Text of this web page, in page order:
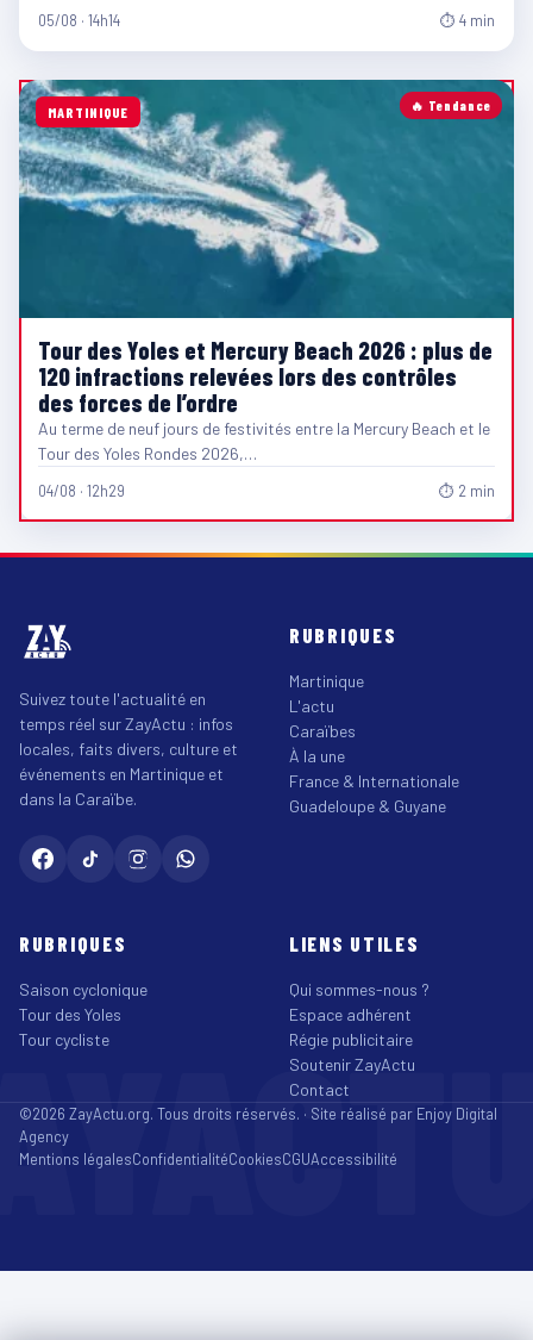
05/08 · 14h14 ⏱ 4 min
🔥 Tendance
MARTINIQUE
Tour des Yoles et Mercury Beach 2026 : plus de
120 infractions relevées lors des contrôles
des forces de l’ordre
Au terme de neuf jours de festivités entre la Mercury Beach et le
Tour des Yoles Rondes 2026,…
04/08 · 12h29 ⏱ 2 min
Suivez toute l'actualité en
temps réel sur ZayActu : infos
locales, faits divers, culture et
événements en Martinique et
dans la Caraïbe.
RUBRIQUES
Martinique
L'actu
Caraïbes
À la une
France & Internationale
Guadeloupe & Guyane
RUBRIQUES
Saison cyclonique
Tour des Yoles
Tour cycliste
LIENS UTILES
Qui sommes-nous ?
Espace adhérent
Régie publicitaire
Soutenir ZayActu
Contact
©2026 ZayActu.org. Tous droits réservés. · Site réalisé par Enjoy Digital
Agency
Mentions légalesConfidentialitéCookiesCGUAccessibilité